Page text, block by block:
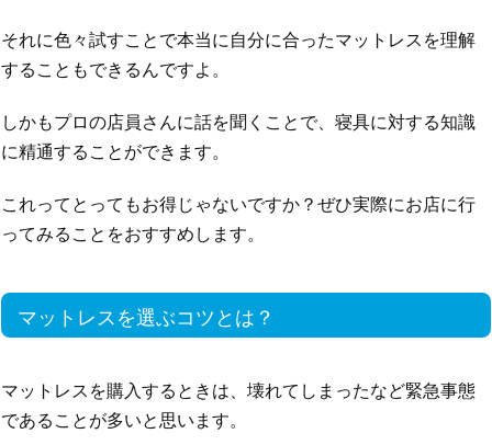
それに色々試すことで本当に自分に合ったマットレスを理解
することもできるんですよ。
しかもプロの店員さんに話を聞くことで、寝具に対する知識
に精通することができます。
これってとってもお得じゃないですか？ぜひ実際にお店に行
ってみることをおすすめします。
マットレスを選ぶコツとは？
マットレスを購入するときは、壊れてしまったなど緊急事態
であることが多いと思います。